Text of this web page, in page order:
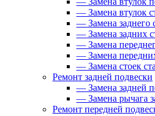
— Замена втулок
— Замена заднего
— Замена задних
— Замена
— Замена
— Замена стоек
Ремонт задней подвески
— Замена задней
— Замена рычага
Ремонт передней